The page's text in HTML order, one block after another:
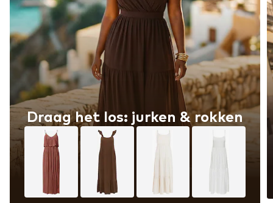
Draag het los: jurken & rokken